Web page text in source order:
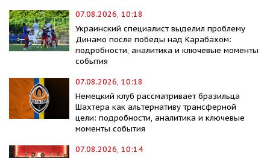
07.08.2026, 10:18
Украинский специалист выделил проблему
Динамо после победы над Карабахом:
подробности, аналитика и ключевые моменты
события
07.08.2026, 10:18
Немецкий клуб рассматривает бразильца
Шахтера как альтернативу трансферной
цели: подробности, аналитика и ключевые
моменты события
07.08.2026, 10:14